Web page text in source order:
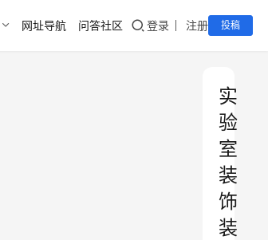
网址导航 问答社区 登录 注册 投稿
实
验
室
装
饰
装